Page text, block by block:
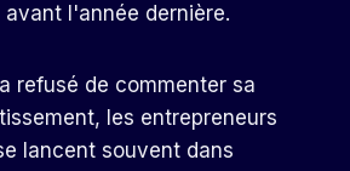
l'année dernière.
refusé de commenter sa
les entrepreneurs
lancent souvent dans